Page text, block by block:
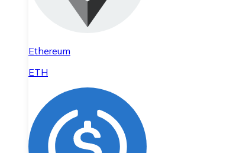
Ethereum
ETH